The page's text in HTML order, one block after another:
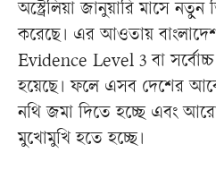
অস্ট্রেলিয়া জানুয়ারি মাসে নতুন
করেছে। এর আওতায়
Evidence Level 3 বা সর্বোচ্চ
হয়েছে। ফলে এসব দেশের
নথি জমা দিতে হচ্ছে এবং
মুখোমুখি হতে হচ্ছে।